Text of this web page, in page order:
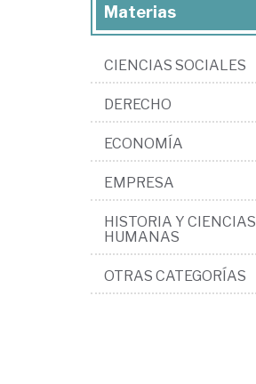
Materias
CIENCIAS SOCIALES
DERECHO
ECONOMÍA
EMPRESA
HISTORIA Y CIENCIAS
HUMANAS
OTRAS CATEGORÍAS